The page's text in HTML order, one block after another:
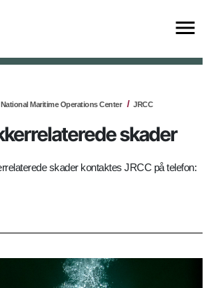
National Maritime Operations Center JRCC
skader
skader kontaktes JRCC på telefon: